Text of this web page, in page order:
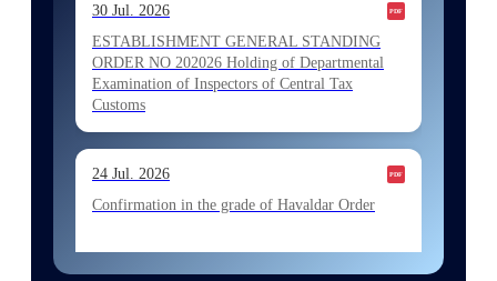
30 Jul. 2026
ESTABLISHMENT GENERAL STANDING
ORDER NO 202026 Holding of Departmental
Examination of Inspectors of Central Tax
Customs
24 Jul. 2026
Confirmation in the grade of Havaldar Order